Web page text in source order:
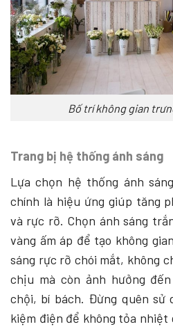
Bố trí không gian
Trang bị hệ thống ánh sáng
Lựa chọn hệ thống ánh
chính là hiệu ứng giúp tăng
và rực rỡ. Chọn ánh sáng
vàng ấm áp để tạo không
sáng rực rỡ chói mắt, không
chịu mà còn ảnh hưởng
chội, bí bách. Đừng quên
kiệm điện để không tỏa nhiệt